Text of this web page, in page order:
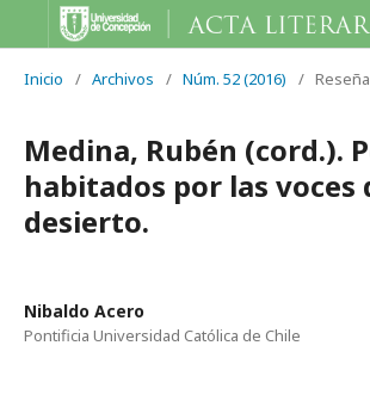
Inicio / Archivos / Núm. 52 (2016) /
Medina, Rubén (cord.).
habitados por las voces
desierto.
Nibaldo Acero
Pontificia Universidad Católica de Chile